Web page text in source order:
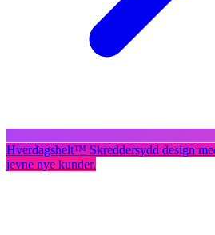
Hverdagshelt™ Skreddersydd design
jevne nye kunder.